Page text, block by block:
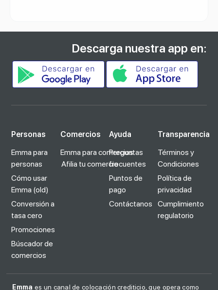
Descarga nuestra app en:
Personas
Emma para
personas
Cómo usar
Emma (old)
Conversión a
tasa cero
Promociones
Búscador de
comercios
Comercios
Emma para comercios
Afilia tu comercio
Ayuda
Preguntas
frecuentes
Puntos de
pago
Contáctanos
Transparencia
Términos y
Condiciones
Política de
privacidad
Cumplimiento
regulatorio
Emma es un canal de colocación crediticio, que opera como